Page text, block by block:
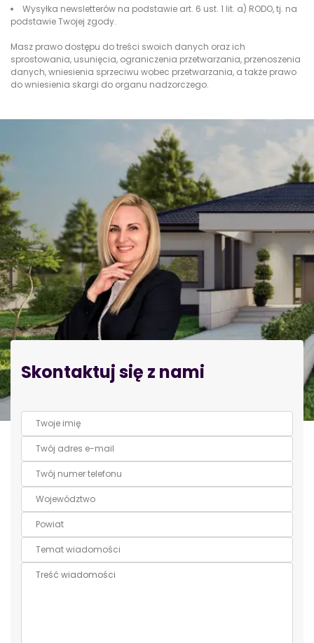
Wysyłka newsletterów na podstawie art. 6 ust. 1 lit. a) RODO, tj. na
podstawie Twojej zgody.
Masz prawo dostępu do treści swoich danych oraz ich
sprostowania, usunięcia, ograniczenia przetwarzania, przenoszenia
danych, wniesienia sprzeciwu wobec przetwarzania, a także prawo
do wniesienia skargi do organu nadzorczego.
Skontaktuj się z nami